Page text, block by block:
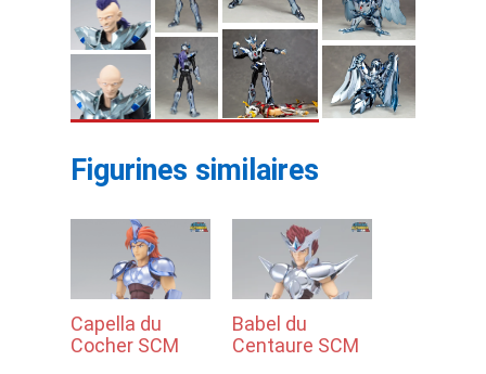
Figurines similaires
Capella du
Cocher SCM
Babel du
Centaure SCM